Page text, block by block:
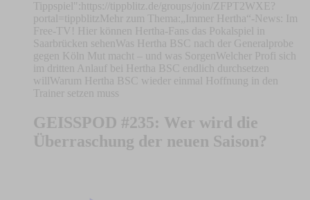
Tippspiel":https://tippblitz.de/groups/join/ZFPT2WXE?
portal=tippblitzMehr zum Thema:„Immer Hertha“-News: Im
Free-TV! Hier können Hertha-Fans das Pokalspiel in
Saarbrücken sehenWas Hertha BSC nach der Generalprobe
gegen Köln Mut macht – und was SorgenWelcher Profi sich
im dritten Anlauf bei Hertha BSC endlich durchsetzen
willWarum Hertha BSC wieder einmal Hoffnung in den
Trainer setzen muss
GEISSPOD #235: Wer wird die
Überraschung der neuen Saison?